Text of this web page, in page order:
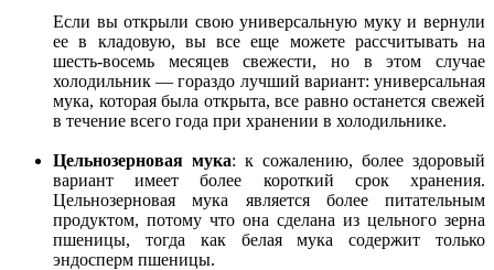
Если вы открыли свою универсальную муку и вернули
ее в кладовую, вы все еще можете рассчитывать на
шесть-восемь месяцев свежести, но в этом случае
холодильник — гораздо лучший вариант: универсальная
мука, которая была открыта, все равно останется свежей
в течение всего года при хранении в холодильнике.
Цельнозерновая мука: к сожалению, более здоровый
вариант имеет более короткий срок хранения.
Цельнозерновая мука является более питательным
продуктом, потому что она сделана из цельного зерна
пшеницы, тогда как белая мука содержит только
эндосперм пшеницы.